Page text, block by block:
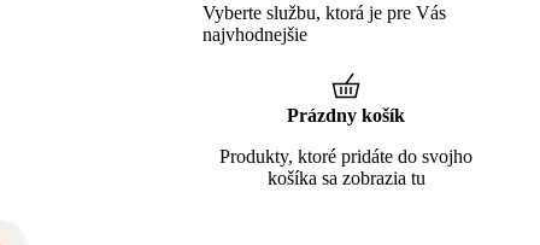
Vyberte službu, ktorá je pre Vás
najvhodnejšie
Prázdny košík
Produkty, ktoré pridáte do svojho
košíka sa zobrazia tu